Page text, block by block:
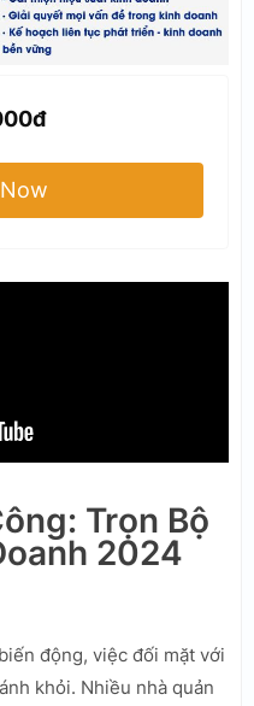
Trọn Bộ
2024
động, việc đối mặt với
khỏi. Nhiều nhà quản